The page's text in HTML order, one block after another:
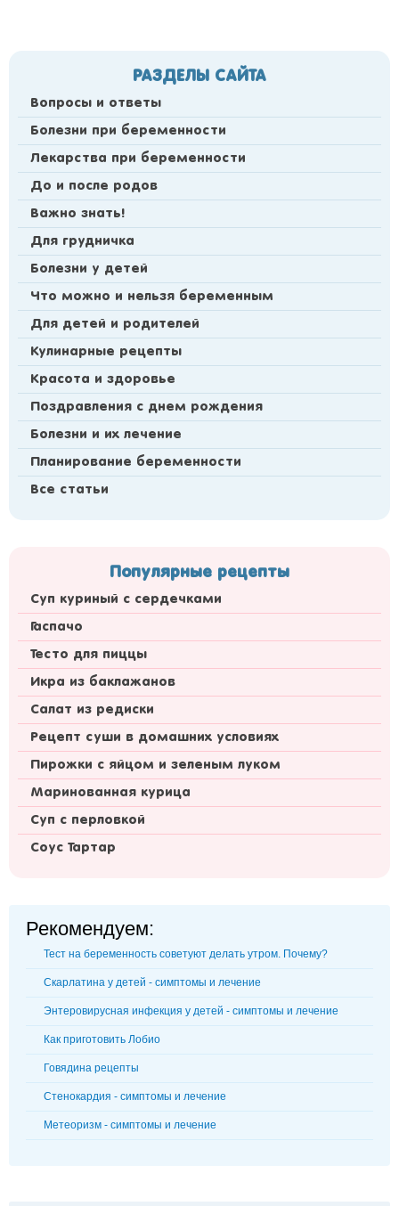
РАЗДЕЛЫ САЙТА
Вопросы и ответы
Болезни при беременности
Лекарства при беременности
До и после родов
Важно знать!
Для грудничка
Болезни у детей
Что можно и нельзя беременным
Для детей и родителей
Кулинарные рецепты
Красота и здоровье
Поздравления с днем рождения
Болезни и их лечение
Планирование беременности
Все статьи
Популярные рецепты
Суп куриный с сердечками
Гаспачо
Тесто для пиццы
Икра из баклажанов
Салат из редиски
Рецепт суши в домашних условиях
Пирожки с яйцом и зеленым луком
Маринованная курица
Суп с перловкой
Соус Тартар
Рекомендуем:
Тест на беременность советуют делать утром. Почему?
Скарлатина у детей - симптомы и лечение
Энтеровирусная инфекция у детей - симптомы и лечение
Как приготовить Лобио
Говядина рецепты
Стенокардия - симптомы и лечение
Метеоризм - симптомы и лечение